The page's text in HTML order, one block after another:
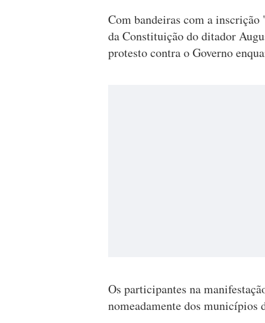
Com bandeiras com a
da Constituição do ditador
protesto contra o Governo
Os participantes na
nomeadamente dos municípios